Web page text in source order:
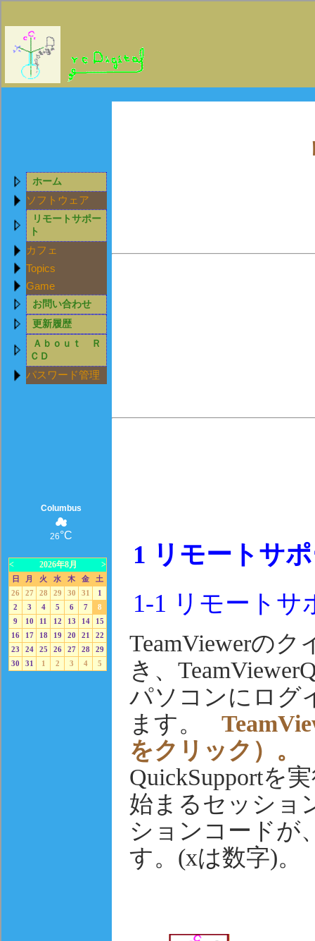
ホーム
ソフトウェア
リモートサポー
ト
カフェ
Topics
Game
お問い合わせ
更新履歴
Ａｂｏｕｔ Ｒ
ＣＤ
パスワード管理
Columbus
☁
26°C
< 2026年8月 >
日 月 火 水 木 金
土
26
27 28 29 30 31
1
2
3 4 5 6 7
8
9
10 11 12 13 14
15
16
17 18 19 20 21
22
23
24 25 26 27 28
29
30
31 1 2 3 4 5
1 リモートサ
1-1 リモートサ
TeamViewerの
き、
パソコンにログ
ます。
をクリック）。
QuickSupportを
始まるセッショ
ションコードが
す。(xは数字)。